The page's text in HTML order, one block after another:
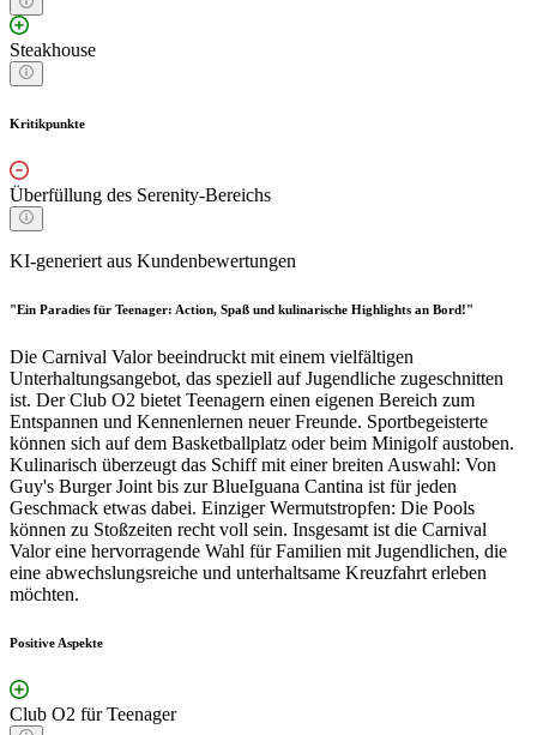
Steakhouse
Kritikpunkte
Überfüllung des Serenity-Bereichs
KI-generiert aus Kundenbewertungen
"Ein Paradies für Teenager: Action, Spaß und kulinarische Highlights an Bord!"
Die Carnival Valor beeindruckt mit einem vielfältigen
Unterhaltungsangebot, das speziell auf Jugendliche zugeschnitten
ist. Der Club O2 bietet Teenagern einen eigenen Bereich zum
Entspannen und Kennenlernen neuer Freunde. Sportbegeisterte
können sich auf dem Basketballplatz oder beim Minigolf austoben.
Kulinarisch überzeugt das Schiff mit einer breiten Auswahl: Von
Guy's Burger Joint bis zur BlueIguana Cantina ist für jeden
Geschmack etwas dabei. Einziger Wermutstropfen: Die Pools
können zu Stoßzeiten recht voll sein. Insgesamt ist die Carnival
Valor eine hervorragende Wahl für Familien mit Jugendlichen, die
eine abwechslungsreiche und unterhaltsame Kreuzfahrt erleben
möchten.
Positive Aspekte
Club O2 für Teenager